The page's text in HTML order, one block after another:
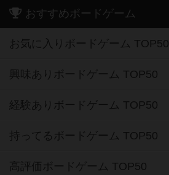
おすすめボードゲーム
お気に入りボードゲーム TOP50
興味ありボードゲーム TOP50
経験ありボードゲーム TOP50
持ってるボードゲーム TOP50
高評価ボードゲーム TOP50